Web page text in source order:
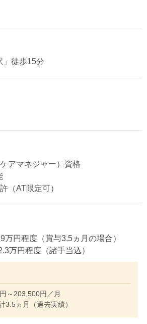
」徒歩15分
アマネジャー）資格
（AT限定可）
万円程度（賞与3.5ヵ月の場合）
万円程度（諸手当込）
～203,500円／月
ヵ月（過去実績）